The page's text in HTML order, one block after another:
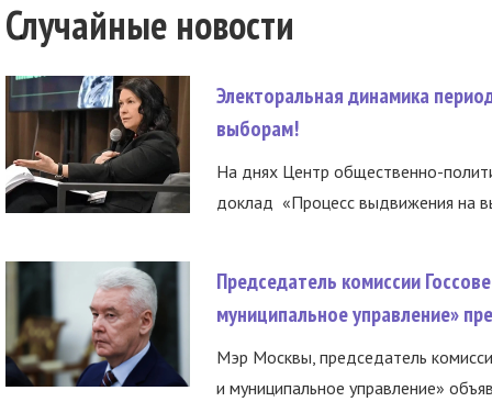
Случайные новости
Электоральная динамика
выборам!
На днях Центр общественно-
доклад «Процесс выдвижения на
Председатель комиссии
муниципальное управление»
Мэр Москвы, председатель
и муниципальное управление»